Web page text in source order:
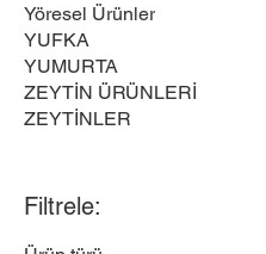
Yöresel Ürünler
YUFKA
YUMURTA
ZEYTİN ÜRÜNLERİ
ZEYTİNLER
Filtrele: